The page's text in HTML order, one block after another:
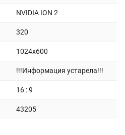
NVIDIA ION 2
320
1024x600
!!!Информация устарела!!!
16 : 9
43205